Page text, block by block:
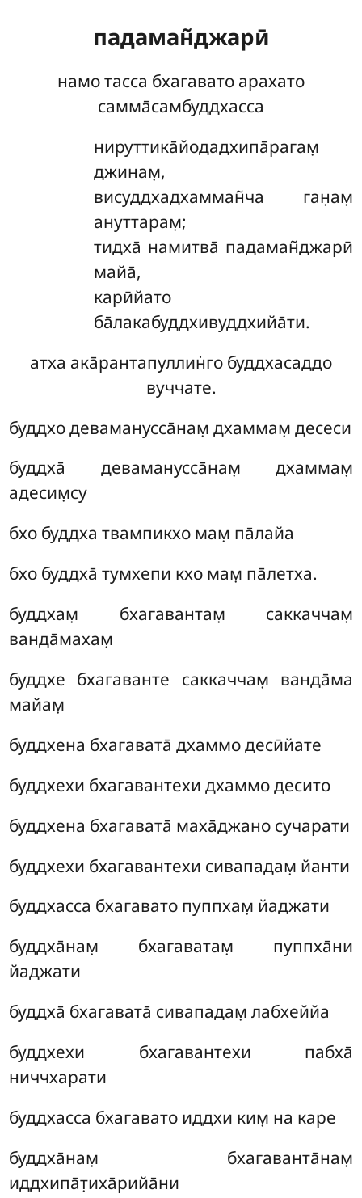
падаман̃джарӣ
намо тасса бхагавато арахато
самма̄самбуддхасса
нируттика̄йодадхипа̄рагам̣
джинам̣,
висуддхадхамман̃ча ган̣ам̣
ануттарам̣;
тидха̄ намитва̄ падаман̃джарӣ
майа̄,
карӣйато
ба̄лакабуддхивуддхийа̄ти.
атха ака̄рантапуллин̇го буддхасаддо
вуччате.
буддхо деваманусса̄нам̣ дхаммам̣ десеси
буддха̄ деваманусса̄нам̣ дхаммам̣
адесим̣су
бхо буддха твампикхо мам̣ па̄лайа
бхо буддха̄ тумхепи кхо мам̣ па̄летха.
буддхам̣ бхагавантам̣ саккаччам̣
ванда̄махам̣
буддхе бхагаванте саккаччам̣ ванда̄ма
майам̣
буддхена бхагавата̄ дхаммо десӣйате
буддхехи бхагавантехи дхаммо десито
буддхена бхагавата̄ маха̄джано сучарати
буддхехи бхагавантехи сивападам̣ йанти
буддхасса бхагавато пуппхам̣ йаджати
буддха̄нам̣ бхагаватам̣ пуппха̄ни
йаджати
буддха̄ бхагавата̄ сивападам̣ лабхеййа
буддхехи бхагавантехи пабха̄
ниччхарати
буддхасса бхагавато иддхи ким̣ на каре
буддха̄нам̣ бхагаванта̄нам̣
иддхипа̄т̣иха̄рийа̄ни